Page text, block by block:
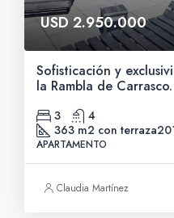
USD 2.950.000
Sofisticación y
la Rambla de Carrasco.
3
4
363 m2 con terraza
APARTAMENTO
Claudia Martínez